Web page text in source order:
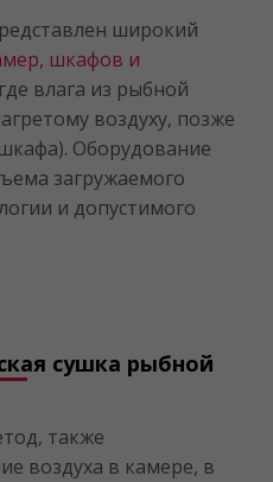
широкий
шкафов и
влага из рыбной
воздуху, позже
Оборудование
загружаемого
и допустимого
сушка рыбной
также
воздуха в камере, в